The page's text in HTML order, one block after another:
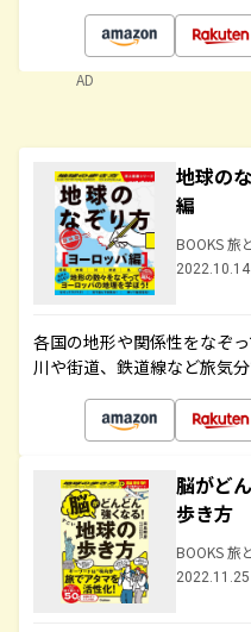
AD
地球の
編
BOOKS 旅
各国の地形や関係性をなぞ
川や街道、鉄道線など旅気
脳がど
歩き方
BOOKS 旅